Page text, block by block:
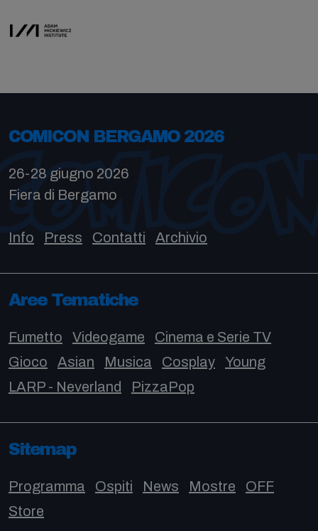
COMICON BERGAMO 2026
26-28 giugno 2026
Fiera di Bergamo
Info Press Contatti Archivio
Aree Tematiche
Fumetto Videogame
Cinema e Serie TV
Gioco
Asian Musica Cosplay
Young
LARP - Neverland
PizzaPop
Sitemap
Programma Ospiti News Mostre
OFF
Store